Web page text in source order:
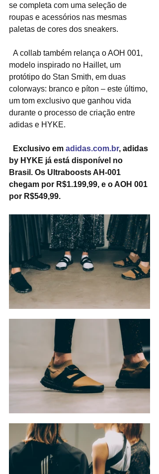
se completa com uma seleção de
roupas e acessórios nas mesmas
paletas de cores dos sneakers.
modelo inspirado no Haillet, um
protótipo do Stan Smith, em duas
colorways: branco e píton – este último,
um tom exclusivo que ganhou vida
durante o processo de criação entre
adidas e HYKE.
Exclusivo em adidas.com.br, adidas
by HYKE já está disponível no
Brasil. Os Ultraboosts AH-001
chegam por R$1.199,99, e o AOH 001
por R$549,99.